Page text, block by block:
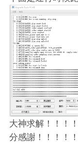
大神求解！！！
分感謝！！！！